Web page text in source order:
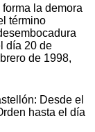
la demora
término
día 20 de
de 1998,
Desde el
hasta el día